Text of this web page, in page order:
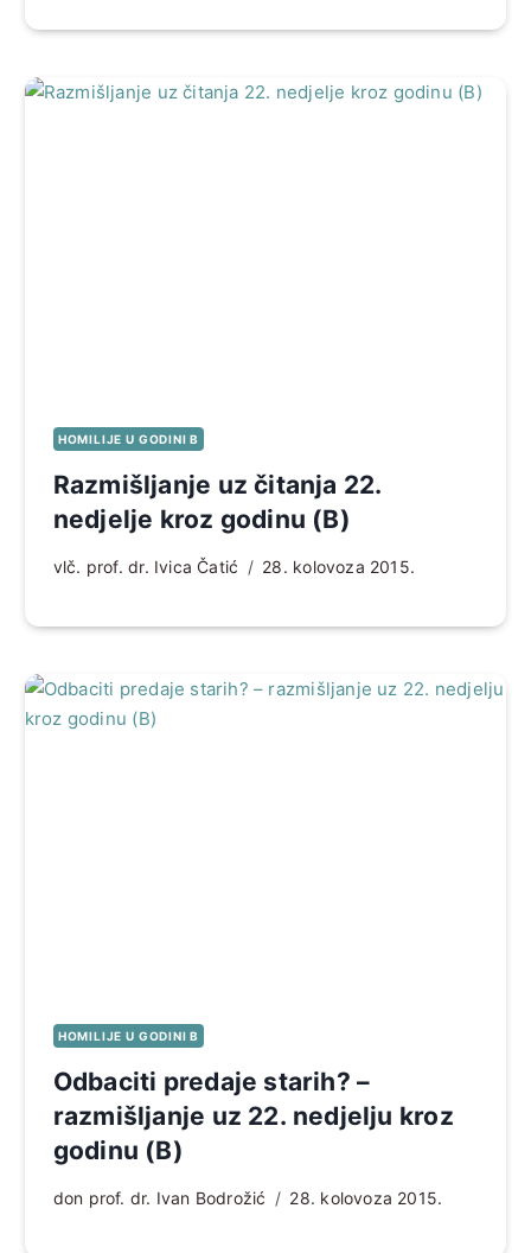
HOMILIJE U GODINI B
Razmišljanje uz čitanja 22.
nedjelje kroz godinu (B)
vlč. prof. dr. Ivica Čatić 28. kolovoza 2015.
HOMILIJE U GODINI B
Odbaciti predaje starih? –
razmišljanje uz 22. nedjelju kroz
godinu (B)
don prof. dr. Ivan Bodrožić 28. kolovoza 2015.